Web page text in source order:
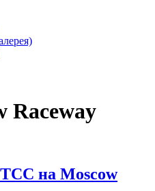
Raceway
на Moscow